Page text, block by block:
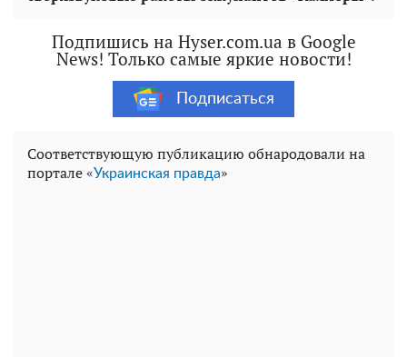
Подпишись на Hyser.com.ua в Google
News! Только самые яркие новости!
Подписаться
Соответствующую публикацию обнародовали на
портале «Украинская правда»